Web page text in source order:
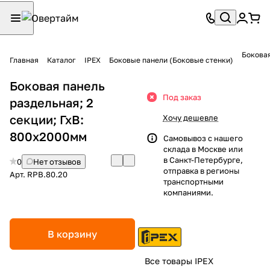
Главная Каталог IPEX Боковые панели (Боковые стенки)
Боковая панель
раздельная; 2
секции; ГхВ:
800х2000мм
0
Нет отзывов
Арт. RPB.80.20
В корзину
Под заказ
Хочу дешевле
Самовывоз с нашего
склада в Москве или
в Санкт-Петербурге,
отправка в регионы
транспортными
компаниями.
Все товары IPEX